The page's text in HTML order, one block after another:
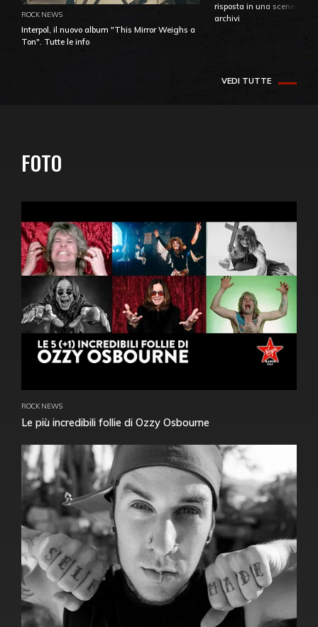
ROCK NEWS
Interpol, il nuovo album "This Mirror Weighs a
Ton". Tutte le info
risposta in una
archivi
VEDI TUTTE
FOTO
ROCK NEWS
Le più incredibili follie di Ozzy Osbourne